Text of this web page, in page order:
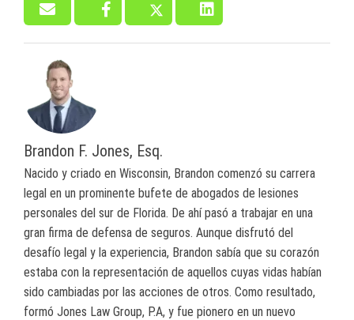
Brandon F. Jones, Esq.
Nacido y criado en Wisconsin, Brandon comenzó su carrera
legal en un prominente bufete de abogados de lesiones
personales del sur de Florida. De ahí pasó a trabajar en una
gran firma de defensa de seguros. Aunque disfrutó del
desafío legal y la experiencia, Brandon sabía que su corazón
estaba con la representación de aquellos cuyas vidas habían
sido cambiadas por las acciones de otros. Como resultado,
formó Jones Law Group, P.A, y fue pionero en un nuevo